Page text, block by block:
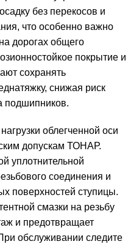
без перекосов и
что особенно важно
дорогах общего
покрытие и
сохранять
снижая риск
подшипников.
облегченной оси
допускам ТОНАР.
уплотнительной
соединения и
поверхностей ступицы.
смазки на резьбу
и предотвращает
обслуживании следите